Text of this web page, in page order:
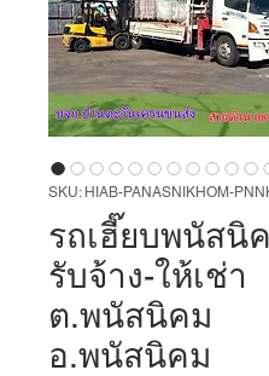
SKU: HIAB-PANASNIKHOM-
รถเฮี๊ยบพนัสนิ
รับจ้าง-ให้เช่า
ต.พนัสนิคม
อ.พนัสนิคม